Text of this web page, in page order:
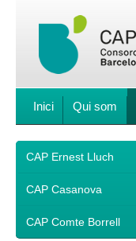
Inici Qui som
CAP Ernest Lluch
CAP Casanova
CAP Comte Borrell